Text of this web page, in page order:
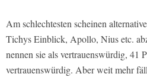
Am schlechtesten scheinen
Tichys Einblick, Apollo, Nius etc.
nennen sie als vertrauenswürdig, 41
vertrauenswürdig. Aber weit mehr